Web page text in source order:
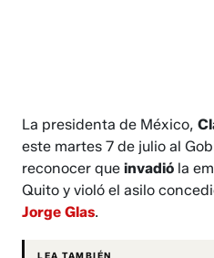
La presidenta de México,
este martes 7 de julio al
reconocer queinvadió la
Quito y violó el asilo
Jorge Glas.